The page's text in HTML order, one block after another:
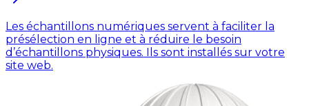
Les échantillons numériques servent à faciliter la
présélection en ligne et à réduire le besoin
d’échantillons physiques. Ils sont installés sur votre
site web.